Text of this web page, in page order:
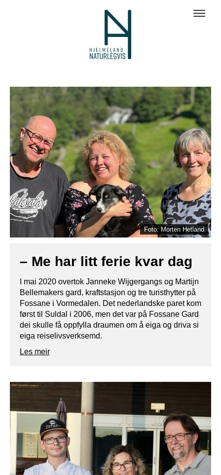
Foto: Morten Hetland
– Me har litt ferie kvar dag
I mai 2020 overtok Janneke Wijgergangs og Martijn
Bellemakers gard, kraftstasjon og tre turisthytter på
Fossane i Vormedalen. Det nederlandske paret kom
først til Suldal i 2006, men det var på Fossane Gard
dei skulle få oppfylla draumen om å eiga og driva si
eiga reiselivsverksemd.
Les meir